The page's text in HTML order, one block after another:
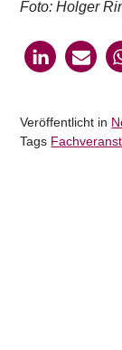
Foto: Holger
Veröffentlicht in
Tags